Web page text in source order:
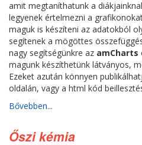
amit megtaníthatunk a
legyenek értelmezni a
maguk is készíteni az adatokból
segítenek a mögöttes
nagy segítségünkre az amCharts
magunk készíthetünk látványos,
Ezeket azután könnyen
oldalán, vagy a html kód
Bővebben...
Őszi kémia